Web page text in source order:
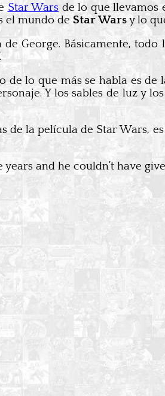
Star Wars de lo que llevamos
el mundo de Star Warsy lo
George. Básicamente,
lo que más se habla es
Y los sables de luz y
la película de Star Wars,
and he couldn’t have